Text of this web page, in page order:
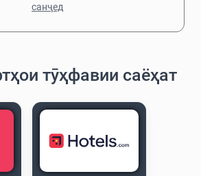
санҷед
тӯҳфавии саёҳат